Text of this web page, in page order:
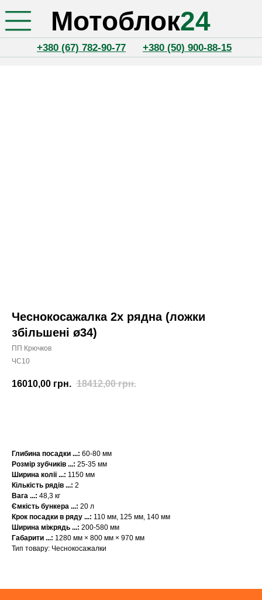
Мотоблок24
Чеснокосажалка 2х рядна (ложки
збільшені ø34)
ПП Крючков
ЧС10
16010,00 грн. 18412,00 грн.
Глибина посадки ...: 60-80 мм
Розмір зубчиків ...: 25-35 мм
Ширина колії...: 1150 мм
Кількість рядів ...: 2
Вага ...: 48,3 кг
Ємкість бункера ...: 20 л
Крок посадки в ряду ...: 110 мм, 125 мм, 140 мм
Ширина міжрядь ...: 200-580 мм
Габарити ...: 1280 мм × 800 мм × 970 мм
Тип товару: Чеснокосажалки